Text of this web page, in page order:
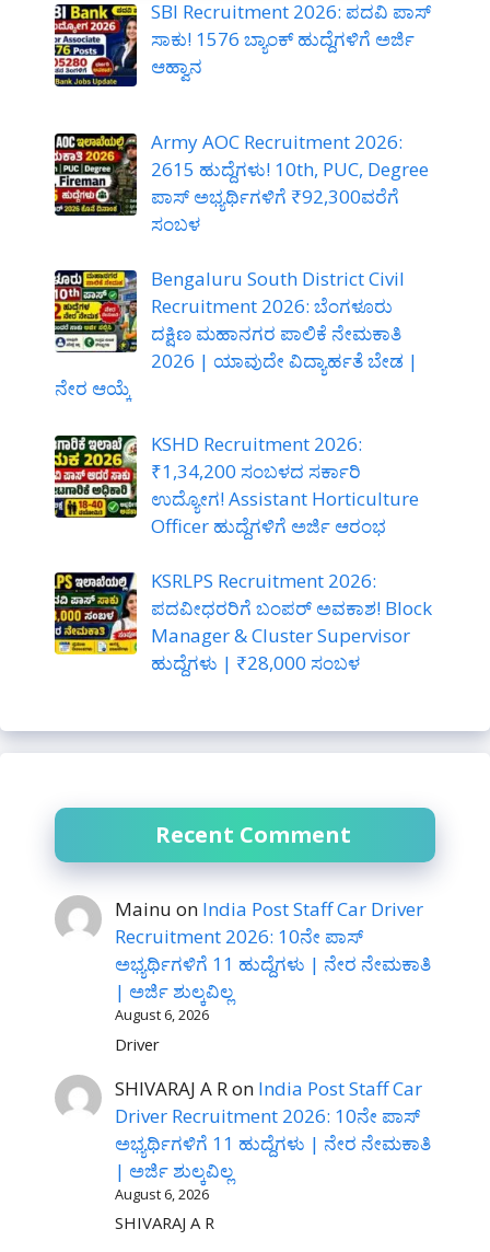
SBI Recruitment 2026: ಪದವಿ ಪಾಸ್
ಸಾಕು! 1576 ಬ್ಯಾಂಕ್ ಹುದ್ದೆಗಳಿಗೆ ಅರ್ಜಿ
ಆಹ್ವಾನ
Army AOC Recruitment 2026:
2615 ಹುದ್ದೆಗಳು! 10th, PUC, Degree
ಪಾಸ್ ಅಭ್ಯರ್ಥಿಗಳಿಗೆ ₹92,300ವರೆಗೆ
ಸಂಬಳ
Bengaluru South District Civil
Recruitment 2026: ಬೆಂಗಳೂರು
ದಕ್ಷಿಣ ಮಹಾನಗರ ಪಾಲಿಕೆ ನೇಮಕಾತಿ
2026 | ಯಾವುದೇ ವಿದ್ಯಾರ್ಹತೆ ಬೇಡ |
ನೇರ ಆಯ್ಕೆ
KSHD Recruitment 2026:
₹1,34,200 ಸಂಬಳದ ಸರ್ಕಾರಿ
ಉದ್ಯೋಗ! Assistant Horticulture
Officer ಹುದ್ದೆಗಳಿಗೆ ಅರ್ಜಿ ಆರಂಭ
KSRLPS Recruitment 2026:
ಪದವೀಧರರಿಗೆ ಬಂಪರ್ ಅವಕಾಶ! Block
Manager & Cluster Supervisor
ಹುದ್ದೆಗಳು | ₹28,000 ಸಂಬಳ
Recent Comment
Mainu on India Post Staff Car Driver
Recruitment 2026: 10ನೇ ಪಾಸ್
ಅಭ್ಯರ್ಥಿಗಳಿಗೆ 11 ಹುದ್ದೆಗಳು | ನೇರ ನೇಮಕಾತಿ
| ಅರ್ಜಿ ಶುಲ್ಕವಿಲ್ಲ
August 6, 2026
Driver
SHIVARAJ A Ron India Post Staff Car
Driver Recruitment 2026: 10ನೇ ಪಾಸ್
ಅಭ್ಯರ್ಥಿಗಳಿಗೆ 11 ಹುದ್ದೆಗಳು | ನೇರ ನೇಮಕಾತಿ
| ಅರ್ಜಿ ಶುಲ್ಕವಿಲ್ಲ
August 6, 2026
SHIVARAJ A R